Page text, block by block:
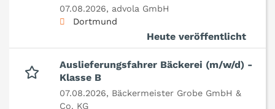
07.08.2026, advola GmbH
Dortmund
Heute veröffentlicht
Auslieferungsfahrer Bäckerei (m/w/d) -
Klasse B
07.08.2026, Bäckermeister Grobe GmbH &
Co. KG